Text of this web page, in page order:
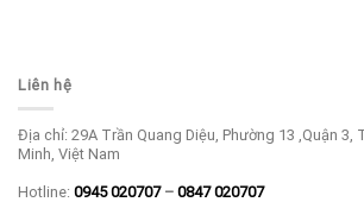
Liên hệ
Địa chỉ: 29A Trần Quang Diệu, Phường 13 ,Quận 3,
Minh, Việt Nam
Hotline: 0945 020707– 0847 020707